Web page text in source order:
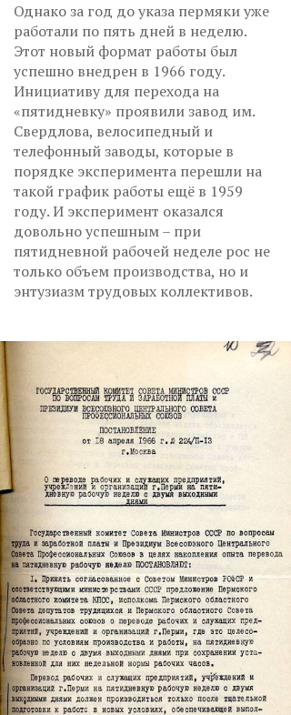
Однако за год до указа пермяки уже
работали по пять дней в неделю.
Этот новый формат работы был
успешно внедрен в 1966 году.
Инициативу для перехода на
«пятидневку» проявили завод им.
Свердлова, велосипедный и
телефонный заводы, которые в
порядке эксперимента перешли на
такой график работы ещё в 1959
году. И эксперимент оказался
довольно успешным – при
пятидневной рабочей неделе рос не
только объем производства, но и
энтузиазм трудовых коллективов.